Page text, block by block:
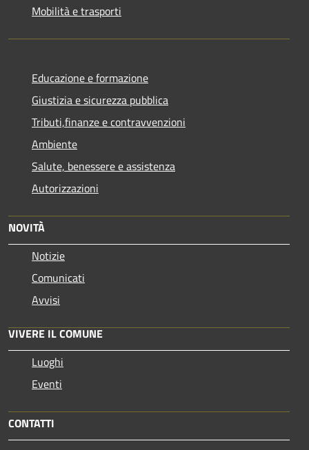
Mobilità e trasporti
Educazione e formazione
Giustizia e sicurezza pubblica
Tributi,finanze e contravvenzioni
Ambiente
Salute, benessere e assistenza
Autorizzazioni
NOVITÀ
Notizie
Comunicati
Avvisi
VIVERE IL COMUNE
Luoghi
Eventi
CONTATTI